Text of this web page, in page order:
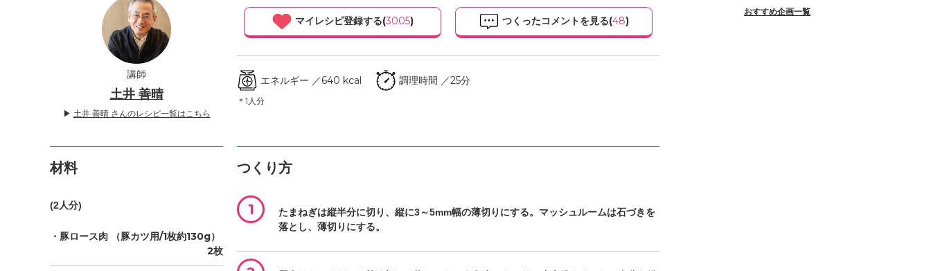
講師
土井 善晴
▶ 土井 善晴 さんのレシピ一覧はこちら
マイレシピ登録する(3005) つくったコメントを見る(48)
エネルギー ／640 kcal
＊1人分
調理時間 ／25分
材料
(2人分)
・豚ロース肉 （豚カツ用/1枚約130g）
2枚
つくり方
1
たまねぎは縦半分に切り、縦に3～5mm幅の薄切りにする。マッシュルームは石づきを
落とし、薄切りにする。
おすすめ企画一覧